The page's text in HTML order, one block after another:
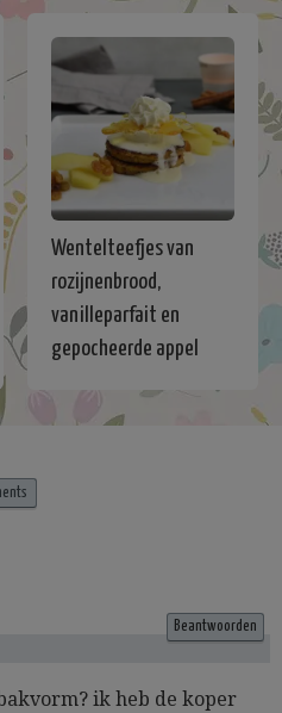
Wentelteefjes van
rozijnenbrood,
vanilleparfait en
gepocheerde appel
ik heb de koper
Beantwoorden